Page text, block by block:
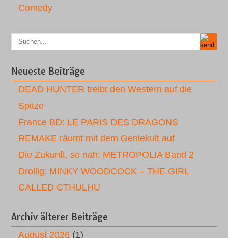
Comedy
Neueste Beiträge
DEAD HUNTER treibt den Western auf die
Spitze
France BD: LE PARIS DES DRAGONS
REMAKE räumt mit dem Geniekult auf
Die Zukunft, so nah: METROPOLIA Band 2
Drollig: MINKY WOODCOCK – THE GIRL
CALLED CTHULHU
Archiv älterer Beiträge
August 2026 (1)